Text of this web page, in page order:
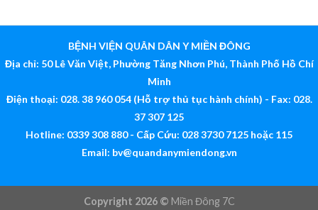
BỆNH VIỆN QUÂN DÂN Y MIỀN ĐÔNG
Địa chỉ: 50 Lê Văn Việt, Phường Tăng Nhơn Phú, Thành Phố Hồ Chí
Minh
Điện thoại: 028. 38 960 054 (Hỗ trợ thủ tục hành chính) - Fax: 028.
37 307 125
Hotline: 0339 308 880 - Cấp Cứu: 028 3730 7125 hoặc 115
Email: bv@quandanymiendong.vn
Copyright 2026 © Miền Đông 7C